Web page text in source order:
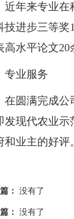
来专业在科
技进步三等奖
高水平论文20
业服务
满完成公司
发现代农业
和业主的好评
： 没有了
： 没有了